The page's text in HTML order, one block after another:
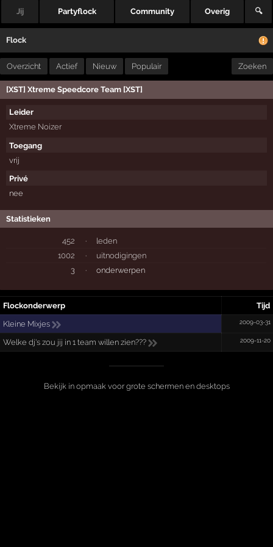
Jij Partyflock Community Overig 🔍
Flock
Overzicht Actief Nieuw Populair Zoeken
[XST] Xtreme Speedcore Team [XST]
Leider
Xtreme Noizer
Toegang
vrij
Privé
nee
Statistieken
452 ·
leden
1002
·
uitnodigingen
3
· onderwerpen
Flockonderwerp
Tijd
Kleine Mixjes
2009-03-31
Welke dj's zou jij in 1 team willen zien??? 2009-11-20
Bekijk in opmaak voor grote schermen en desktops